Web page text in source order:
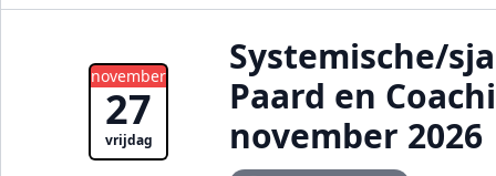
november
27
vrijdag
Systemische/
Paard en
november 2026